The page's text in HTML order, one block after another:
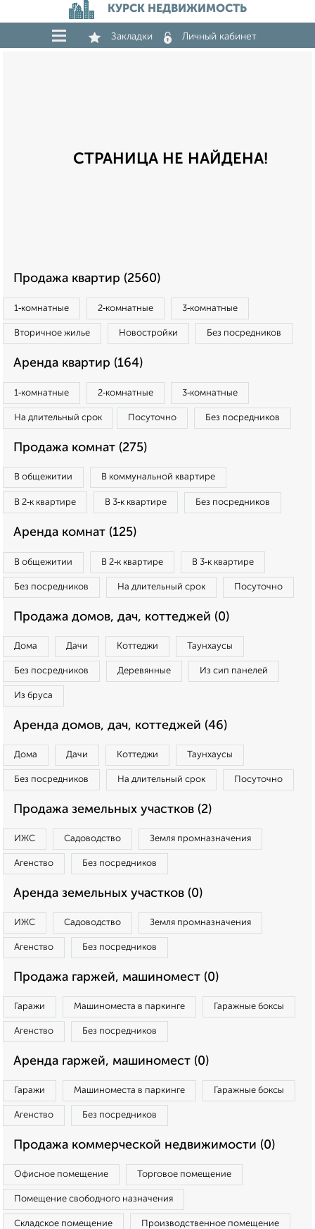
КУРСК НЕДВИЖИМОСТЬ
Закладки Личный кабинет
СТРАНИЦА НЕ НАЙДЕНА!
Продажа квартир (2560)
1‑комнатные 2‑комнатные 3‑комнатные
Вторичное жилье Новостройки Без посредников
Аренда квартир (164)
1‑комнатные 2‑комнатные 3‑комнатные
На длительный срок Посуточно Без посредников
Продажа комнат (275)
В общежитии В коммунальной квартире
В 2‑к квартире В 3‑к квартире Без посредников
Аренда комнат (125)
В общежитии В 2‑к квартире В 3‑к квартире
Без посредников На длительный срок Посуточно
Продажа домов, дач, коттеджей (0)
Дома Дачи Коттеджи Таунхаусы
Без посредников Деревянные Из сип панелей
Из бруса
Аренда домов, дач, коттеджей (46)
Дома Дачи Коттеджи Таунхаусы
Без посредников На длительный срок Посуточно
Продажа земельных участков (2)
ИЖС Садоводство Земля промназначения
Агенство Без посредников
Аренда земельных участков (0)
ИЖС Садоводство Земля промназначения
Агенство Без посредников
Продажа гаржей, машиномест (0)
Гаражи Машиноместа в паркинге Гаражные боксы
Агенство Без посредников
Аренда гаржей, машиномест (0)
Гаражи Машиноместа в паркинге Гаражные боксы
Агенство Без посредников
Продажа коммерческой недвижимости (0)
Офисное помещение Торговое помещение
Помещение свободного назначения
Складское помещение Производственное помещение